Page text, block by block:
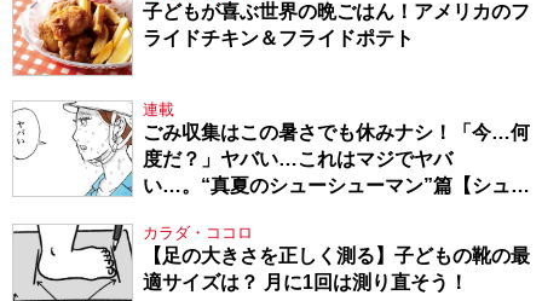
子どもが喜ぶ世界の晩ごはん！アメリカのフ
ライドチキン＆フライドポテト
連載
ごみ収集はこの暑さでも休みナシ！「今…何
度だ？」ヤバい…これはマジでヤバ
い…。“真夏のシューシューマン”篇【シュー
カラダ・ココロ
【足の大きさを正しく測る】子どもの靴の最
適サイズは？ 月に1回は測り直そう！